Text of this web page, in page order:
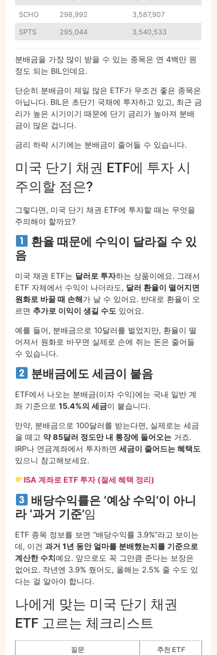
SCHO 298,992 3,587,907
SPTS 295,044 3,540,533
분배금을 가장 많이 받을 수 있는 종목은 연 4백만 원
정도 되는 BIL인데요.
단순히 분배금이 제일 많은 ETF가 무조건 좋은 종목은
아닙니다. BIL은 초단기 국채에 투자하고 있고, 최근 금
리가 높은 시기이기 때문에 단기 금리가 높아져 분배
금이 많은 겁니다.
금리 하락 시기에는 분배금이 줄어들 수 있습니다.
미국 단기 채권 ETF에 투자 시
주의할 점은?
그렇다면, 미국 단기 채권 ETF에 투자할 때는 무엇을
주의해야 할까요?
환율 때문에 수익이 달라질 수 있
음
미국 채권 ETF는 달러로 투자하는 상품이에요. 그래서
ETF 자체에서 수익이 나더라도, 달러 환율이 떨어지면
원화로 바꿀 때 손해가 날 수 있어요. 반대로 환율이 오
르면 추가로 이익이 생길 수도 있어요.
예를 들어, 분배금으로 10달러를 벌었지만, 환율이 떨
어져서 원화로 바꾸면 실제로 손에 쥐는 돈은 줄어들
수 있습니다.
분배금에도 세금이 붙음
ETF에서 나오는 분배금(이자 수익)에는 국내 일반 계
좌 기준으로 15.4%의 세금이 붙습니다.
만약, 분배금으로 100달러를 받는다면, 실제로는 세금
을 떼고 약 85달러 정도만 내 통장에 들어오는 거죠.
IRP나 연금계좌에서 투자하면 세금이 줄어드는 혜택도
있으니 참고해보세요.
ISA 계좌로 ETF 투자 (절세 혜택 정리)
배당수익률은 ‘예상 수익’이 아니
라 ‘과거 기준’임
ETF 종목 정보를 보면 “배당수익률 3.9%”라고 보이는
데, 이건 과거 1년 동안 얼마를 분배했는지를 기준으로
계산한 수치예요. 앞으로도 꼭 그만큼 준다는 보장은
없어요. 작년엔 3.9% 줬어도, 올해는 2.5% 줄 수도 있
다는 걸 알아야 합니다.
나에게 맞는 미국 단기 채권
ETF 고르는 체크리스트
질문 추천 ETF